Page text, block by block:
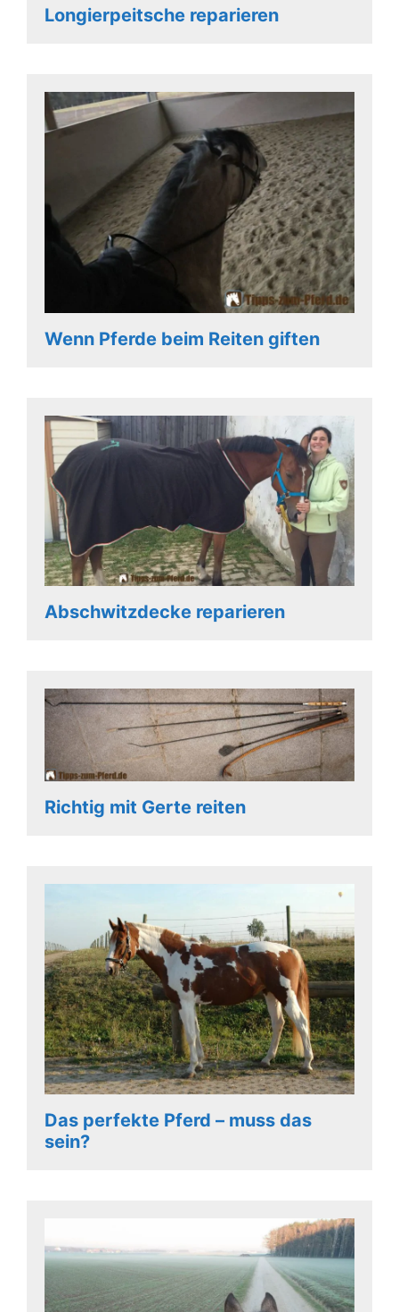
Longierpeitsche reparieren
Wenn Pferde beim Reiten giften
Abschwitzdecke reparieren
Richtig mit Gerte reiten
Das perfekte Pferd – muss das
sein?